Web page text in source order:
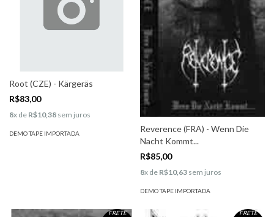
Root (CZE) - Kärgeräs
R$83,00
8x de R$10,38 sem juros
DEMO TAPE IMPORTADA
Reverence (FRA) - Wenn Die
Nacht Kommt...
R$85,00
8x de R$10,63 sem juros
DEMO TAPE IMPORTADA
FRETE
FRETE